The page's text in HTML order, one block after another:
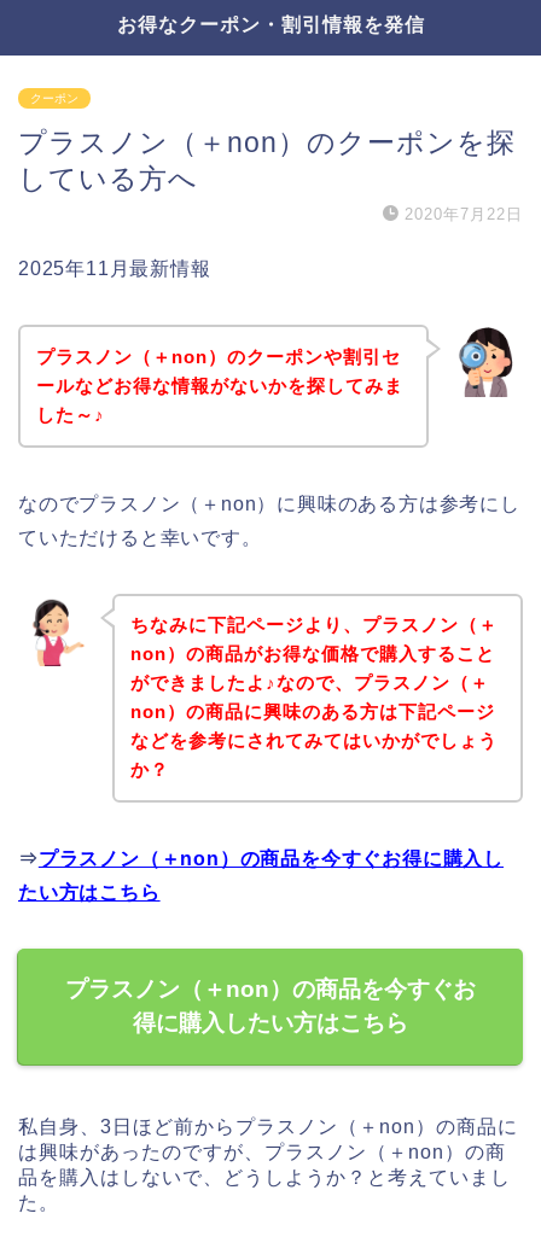
お得なクーポン・割引情報を発信
クーポン
プラスノン（＋non）のクーポンを探
している方へ
2020年7月22日
2025年11月最新情報
プラスノン（＋non）のクーポンや割引セ
ールなどお得な情報がないかを探してみま
した～♪
なのでプラスノン（＋non）に興味のある方は参考にし
ていただけると幸いです。
ちなみに下記ページより、プラスノン（＋
non）の商品がお得な価格で購入すること
ができましたよ♪なので、プラスノン（＋
non）の商品に興味のある方は下記ページ
などを参考にされてみてはいかがでしょう
か？
⇒プラスノン（＋non）の商品を今すぐお得に購入し
たい方はこちら
プラスノン（＋non）の商品を今すぐお
得に購入したい方はこちら
私自身、3日ほど前からプラスノン（＋non）の商品に
は興味があったのですが、プラスノン（＋non）の商
品を購入はしないで、どうしようか？と考えていまし
た。